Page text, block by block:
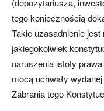
(depozytariusza,
tego koniecznością
Takie uzasadnienie
jakiegokolwiek
naruszenia istoty
mocą uchwały
Zabrania tego